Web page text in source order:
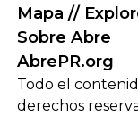
Mapa //
Sobre Abre
AbrePR.org
Todo el
derechos